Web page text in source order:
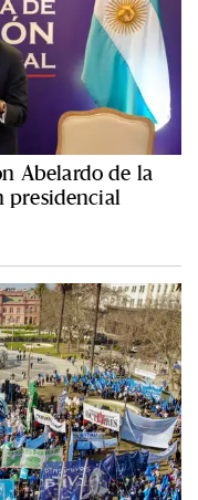
Abelardo de la
presidencial